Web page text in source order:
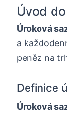
Úvod
Úroková
a
peněz na
Definice
Úroková